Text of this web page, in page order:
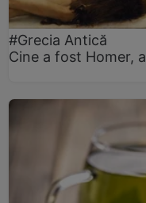
#Grecia Antică
Cine a fost Homer,